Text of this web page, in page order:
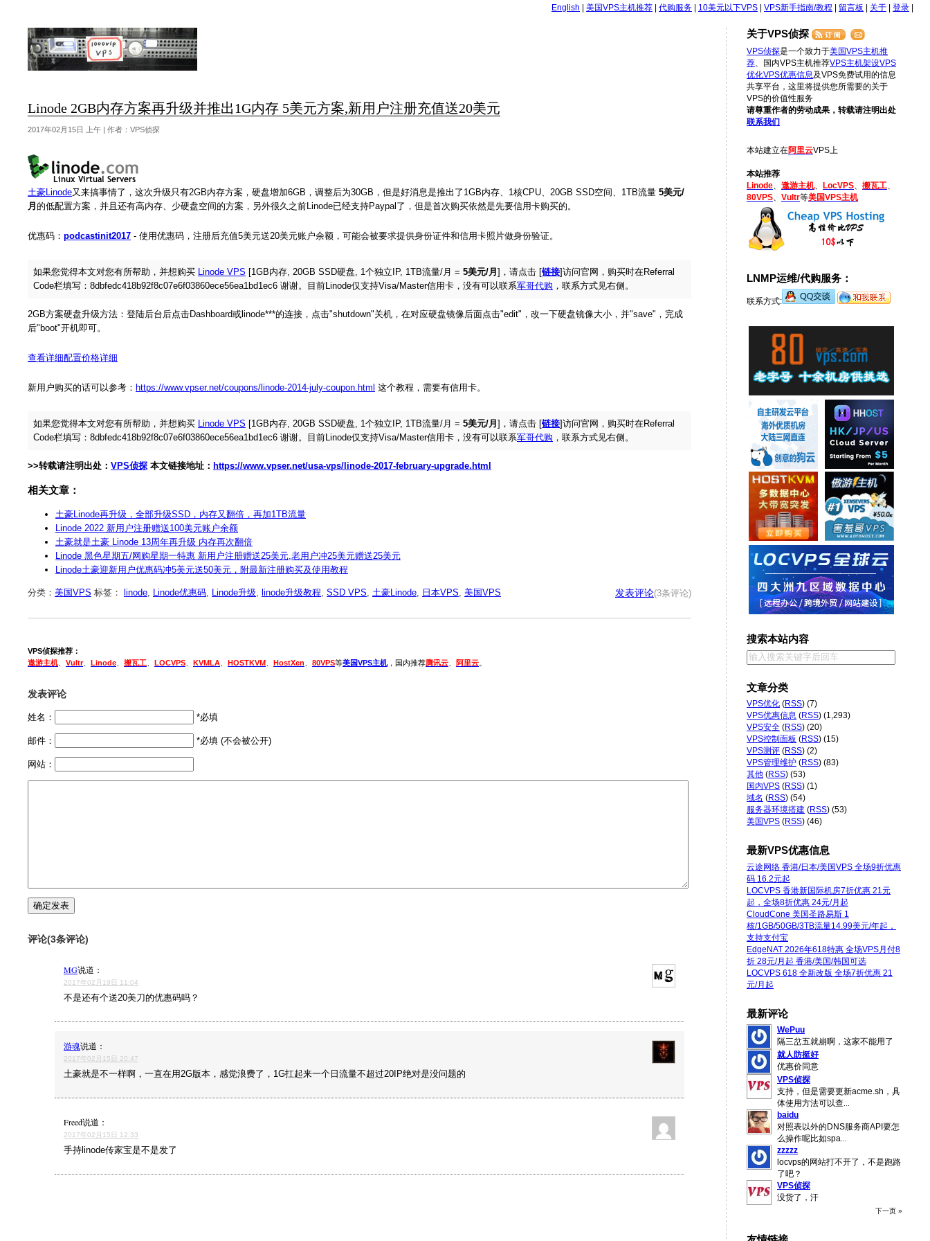
English 美国VPS主机推荐 代购服务 10美元以下VPS VPS新手指南/教程 留言板 关于 登录
Linode 2GB内存方案再升级并推出1G内存 5美元方案,新用户注册充值送20美元
2017年02月15日 上午 | 作者：VPS侦探
土豪Linode又来搞事情了，这次升级只有2GB内存方案，硬盘增加6GB，调整后为30GB，但是好消息是推出了1GB内存、1核CPU、20GB SSD空间、1TB流量 5美元/
月 的低配置方案，并且还有高内存、少硬盘空间的方案，另外很久之前Linode已经支持Paypal了，但是首次购买依然是先要信用卡购买的。
优惠码： podcastinit2017 - 使用优惠码，注册后充值5美元送20美元账户余额，可能会被要求提供身份证件和信用卡照片做身份验证。
如果您觉得本文对您有所帮助，并想购买 Linode VPS [1GB内存, 20GB SSD硬盘, 1个独立IP, 1TB流量/月 = 5美元/月]，请点击 [链接]访问官网，购买时在Referral
Code栏填写：8dbfedc418b92f8c07e6f03860ece56ea1bd1ec6 谢谢。目前Linode仅支持Visa/Master信用卡，没有可以联系军哥代购 ，联系方式见右侧。
2GB方案硬盘升级方法：登陆后台后点击Dashboard或linode***的连接，点击"shutdown"关机，在对应硬盘镜像后面点击"edit"，改一下硬盘镜像大小，并"save"，完成
后"boot"开机即可。
查看详细配置价格详细
新用户购买的话可以参考： https://www.vpser.net/coupons/linode-2014-july-coupon.html 这个教程，需要有信用卡。
如果您觉得本文对您有所帮助，并想购买 Linode VPS [1GB内存, 20GB SSD硬盘, 1个独立IP, 1TB流量/月 = 5美元/月]，请点击 [链接]访问官网，购买时在Referral
Code栏填写：8dbfedc418b92f8c07e6f03860ece56ea1bd1ec6 谢谢。目前Linode仅支持Visa/Master信用卡，没有可以联系军哥代购 ，联系方式见右侧。
>>转载请注明出处： VPS侦探 本文链接地址： https://www.vpser.net/usa-vps/linode-2017-february-upgrade.html
相关文章：
土豪Linode再升级，全部升级SSD，内存又翻倍，再加1TB流量
Linode 2022 新用户注册赠送100美元账户余额
土豪就是土豪 Linode 13周年再升级 内存再次翻倍
Linode 黑色星期五/网购星期一特惠 新用户注册赠送25美元,老用户冲25美元赠送25美元
Linode土豪迎新用户优惠码冲5美元送50美元，附最新注册购买及使用教程
发表评论(3条评论)
分类： 美国VPS 标签： linode, Linode优惠码, Linode升级, linode升级教程, SSD VPS, 土豪Linode, 日本VPS, 美国VPS
VPS侦探推荐：
遨游主机
Vultr、 Linode 搬瓦工 LOCVPS KVMLA HOSTKVM HostXen 80VPS等美国VPS主机 ，国内推荐腾讯云 阿里云。
发表评论
姓名： *必填
邮件： *必填 (不会被公开)
网站：
评论(3条评论)
MG说道：
2017年02月19日 11:04
不是还有个送20美刀的优惠码吗？
游魂说道：
2017年02月15日 20:47
土豪就是不一样啊，一直在用2G版本，感觉浪费了，1G扛起来一个日流量不超过20IP绝对是没问题的
Freed说道：
2017年02月15日 12:33
手持linode传家宝是不是发了
关于VPS侦探
VPS侦探是一个致力于美国VPS主机推
荐 、国内VPS主机推荐VPS主机架设VPS
优化VPS优惠信息 及VPS免费试用的信息
共享平台，这里将提供您所需要的关于
VPS的价值性服务
请尊重作者的劳动成果，转载请注明出处
联系我们
本站建立在阿里云VPS上
本站推荐
Linode
遨游主机、 LocVPS 搬瓦工
80VPS
Vultr等美国VPS主机
LNMP运维/代购服务：
联系方式:
搜索本站内容
文章分类
VPS优化 (RSS) (7)
VPS优惠信息 (RSS) (1,293)
VPS安全 (RSS) (20)
VPS控制面板 (RSS) (15)
VPS测评 (RSS) (2)
VPS管理维护 (RSS) (83)
其他 (RSS) (53)
国内VPS (RSS) (1)
域名 (RSS) (54)
服务器环境搭建 (RSS) (53)
美国VPS (RSS) (46)
最新VPS优惠信息
云途网络 香港/日本/美国VPS 全场9折优惠
码 16.2元起
LOCVPS 香港新国际机房7折优惠 21元
起，全场8折优惠 24元/月起
CloudCone 美国圣路易斯 1
核/1GB/50GB/3TB流量14.99美元/年起，
支持支付宝
EdgeNAT 2026年618特惠 全场VPS月付8
折 28元/月起 香港/美国/韩国可选
LOCVPS 618 全新改版 全场7折优惠 21
元/月起
最新评论
WePuu
隔三岔五就崩啊，这家不能用了
就人防挺好
优惠价同意
VPS侦探
支持，但是需要更新acme.sh，具
体使用方法可以查
baidu
对照表以外的DNS服务商API要怎
么操作呢比如spa
zzzzz
locvps的网站打不开了，不是跑路
了吧？
VPS侦探
没货了，汗
下一页 »